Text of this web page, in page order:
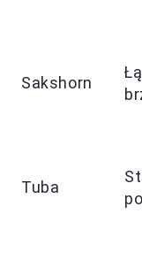
Sakshorn
Tuba